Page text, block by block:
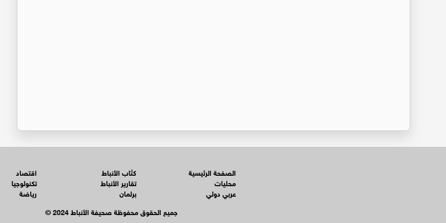
الصفحة الرئيسية
محليات
عربي دولي
كتّاب الأنباط
تقارير الأنباط
برلمان
اقتصاد
تكنولوجيا
رياضة
© جميع الحقوق محفوظة صحيفة الأنباط 2024